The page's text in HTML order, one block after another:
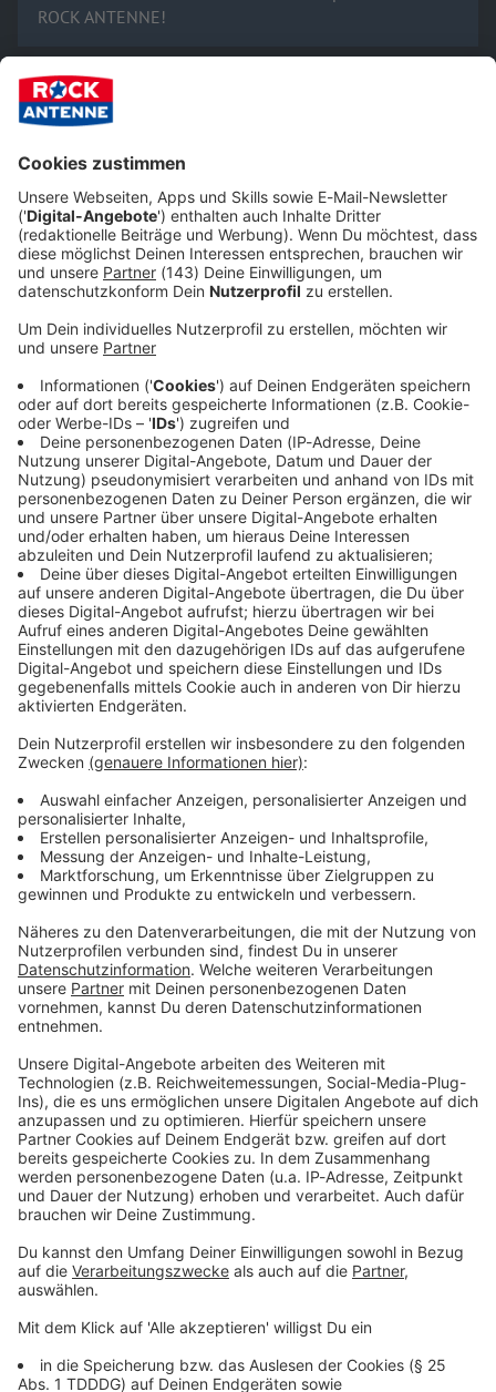
ROCK ANTENNE!
Hört uns und lasst von euch hören:
Empfang & Programm
Streams, Sendungen, Empfangswege, Mediathek,
Podcasts, Songsuche - alles rund ums Thema HÖREN
auf ROCK ANTENNE findet ihr hier.
Keep on rocking!
Verpass' nichts mehr mit unserem kostenlosen ROCK
ANTENNE Rock-Newsletter. Ob Musiknews,
Interviews, Quizspaß oder unsere neuesten Aktionen -
wir informieren dich.
Zum Newsletter anmelden
Du möchtest uns etwas sagen?
Kontaktformular
Sprachnachricht
DAS KÖNNTE DICH AUCH INTERESSIEREN
Interviews